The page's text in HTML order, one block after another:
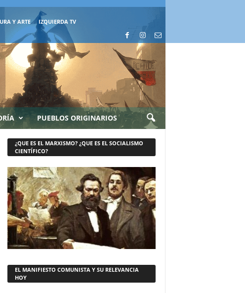
Y ARTE IZQUIERDA TV
PUEBLOS ORIGINARIOS
¿QUE ES EL MARXISMO? ¿QUE ES EL SOCIALISMO
CIENTÍFICO?
EL MANIFIESTO COMUNISTA Y SU RELEVANCIA
HOY